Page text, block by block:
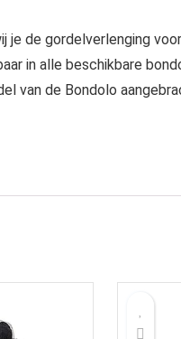
de gordelverlenging
in alle beschikbare
van de Bondolo